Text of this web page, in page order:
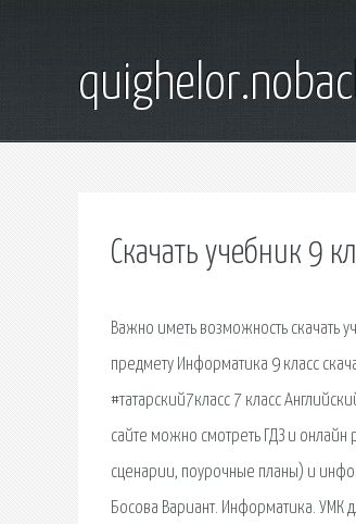
Скачать учебник 9
Важно иметь возможность скачать
предмету Информатика 9 класс
#татарский7класс 7 класс
сайте можно смотреть ГДЗ и
сценарии, поурочные планы) и
Босова Вариант. Информатика. УМК